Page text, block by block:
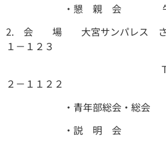
・懇 親 会 午後5時
2. 会 場 大宮サンパレス
１－１２３
ＴＥＬ ０４
２－１１２２
・青年部総会・総会
・説 明 会 4階 フ